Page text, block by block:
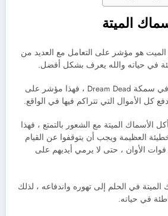
الميتة
هو مؤشر على التعامل مع العديد من
في حياته والله يعرف بشكل أفضل.
إذا تمت ملاحظة الحالم في سمكة Dream Dead ، فهذا مؤشر على
كل الأموال التي تتراكم فيها في الواقع.
الأسماك الميتة مع الشعور بالتمتع ، فهذا
العظيمة ويجب أن يتوقفوا عن القيام
الأوان ، حتى لا يرمي أيديهم على
في الحلم إلى تهوره واندفاعه ، لذلك
في حياته.